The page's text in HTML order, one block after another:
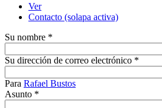
Ver
Contacto (solapa activa)
Su nombre *
Su dirección de correo electrónico *
Para Rafael Bustos
Asunto *